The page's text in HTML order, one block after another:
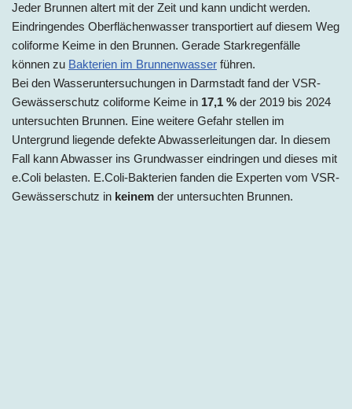
Jeder Brunnen altert mit der Zeit und kann undicht werden.
Eindringendes Oberflächenwasser transportiert auf diesem Weg
coliforme Keime in den Brunnen. Gerade Starkregenfälle
können zu Bakterien im Brunnenwasser führen.
Bei den Wasseruntersuchungen in Darmstadt fand der VSR-
Gewässerschutz coliforme Keime in 17,1 % der 2019 bis 2024
untersuchten Brunnen. Eine weitere Gefahr stellen im
Untergrund liegende defekte Abwasserleitungen dar. In diesem
Fall kann Abwasser ins Grundwasser eindringen und dieses mit
e.Coli belasten. E.Coli-Bakterien fanden die Experten vom VSR-
Gewässerschutz in keinem der untersuchten Brunnen.